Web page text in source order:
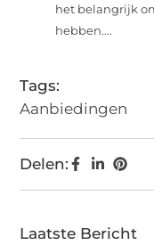
het belangrijk
hebben....
Tags:
Aanbiedingen
Delen:
Laatste Bericht